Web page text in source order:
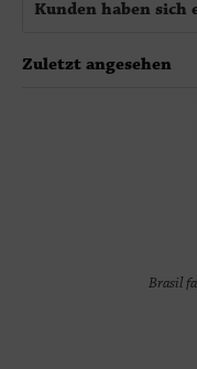
Kunden haben sich
Zuletzt angesehen
Brasil